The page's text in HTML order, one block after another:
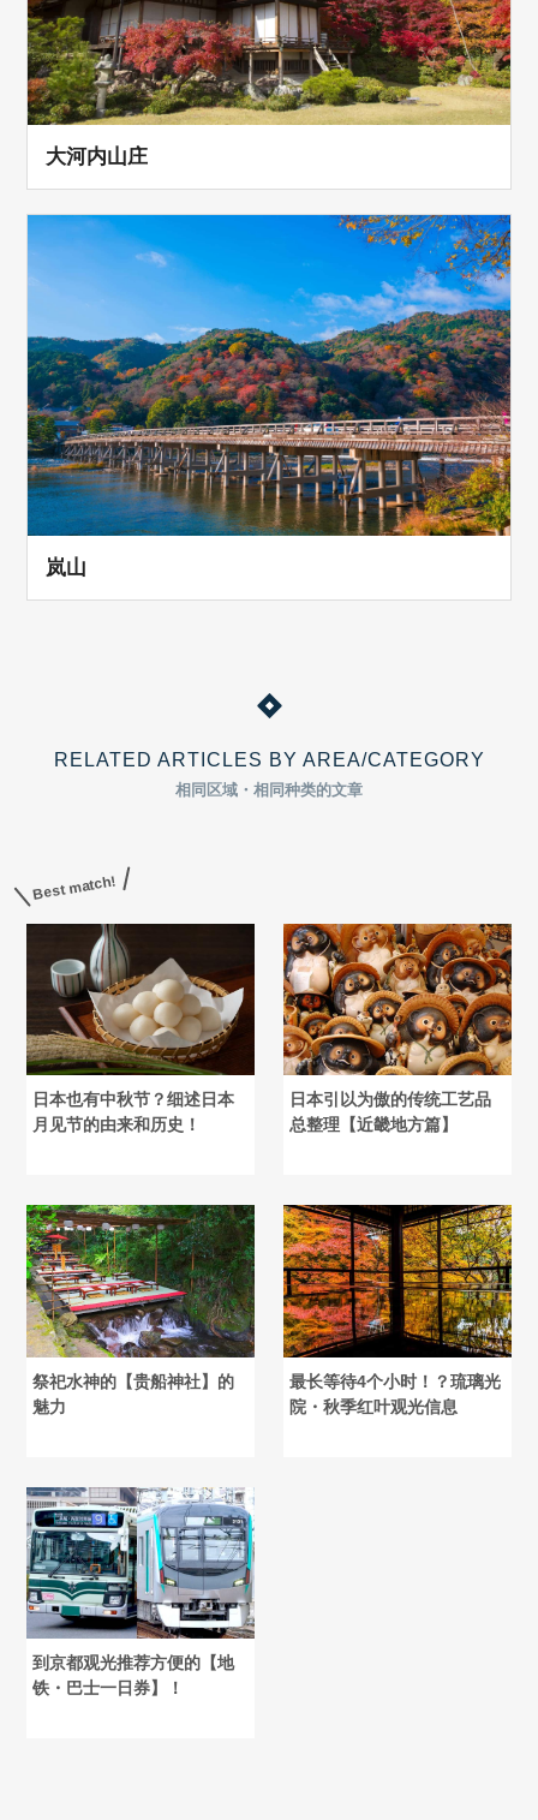
大河内山庄
岚山
RELATED ARTICLES BY AREA/CATEGORY
相同区域・相同种类的文章
Best match!
日本也有中秋节？细述日本
月见节的由来和历史！
日本引以为傲的传统工艺品
总整理【近畿地方篇】
祭祀水神的【贵船神社】的
魅力
最长等待4个小时！？琉璃光
院・秋季红叶观光信息
到京都观光推荐方便的【地
铁・巴士一日券】！